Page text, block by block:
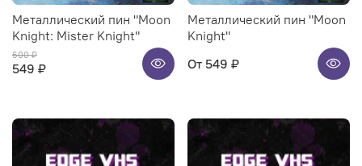
Металлический пин "Moon
Knight: Mister Knight"
600 ₽
549 ₽
Металлический пин "Moon
Knight"
От 549 ₽